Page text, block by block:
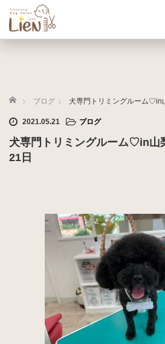
ホーム ブログ 犬専門トリミングルーム♡in
2021.05.21 ブログ
犬専門トリミングルーム♡in山
21日